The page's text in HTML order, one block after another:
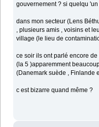
gouvernement ? si quelqu
dans mon secteur (Lens
, plusieurs amis , voisins et
village (le lieu de
ce soir ils ont parlé encore
(la 5 )apparemment
(Danemark suède , Finlande
c est bizarre quand même ?